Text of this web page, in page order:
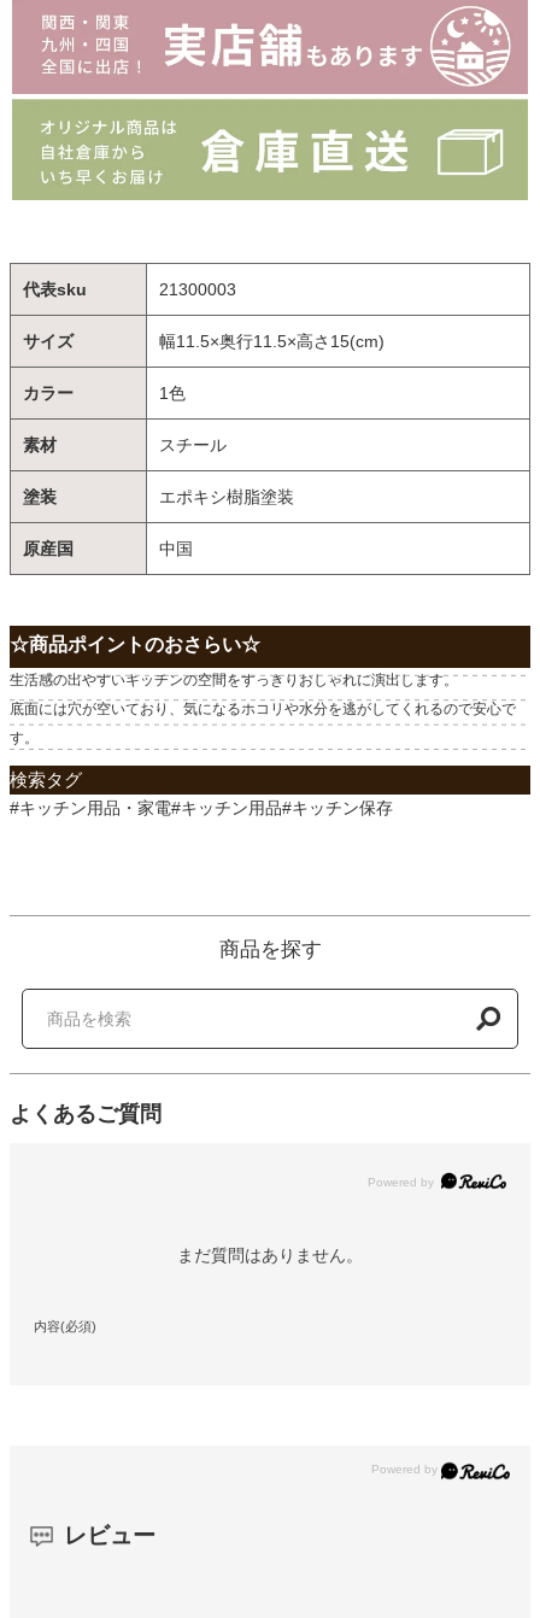
代表sku 21300003
サイズ 幅11.5×奥行11.5×高さ15(cm)
カラー 1色
素材 スチール
塗装 エポキシ樹脂塗装
原産国 中国
☆商品ポイントのおさらい☆
生活感の出やすいキッチンの空間をすっきりおしゃれに演出します。
底面には穴が空いており、気になるホコリや水分を逃がしてくれるので安心で
す。
検索タグ
#キッチン用品・家電#キッチン用品#キッチン保存
商品を探す
よくあるご質問
Powered by
まだ質問はありません。
内容(必須)
レビュー